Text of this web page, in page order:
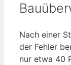
Nach einer
der Fehler
nur etwa 40